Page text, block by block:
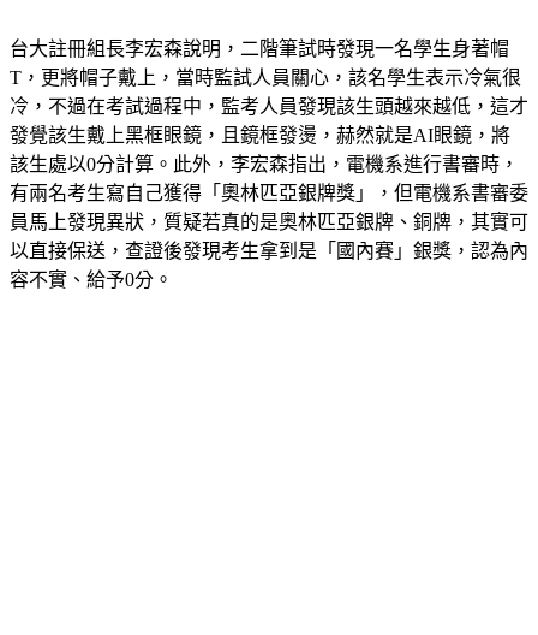
台大註冊組長李宏森說明，二階筆試時發現一名學生身著帽
T，更將帽子戴上，當時監試人員關心，該名學生表示冷氣很
冷，不過在考試過程中，監考人員發現該生頭越來越低，這才
發覺該生戴上黑框眼鏡，且鏡框發燙，赫然就是AI眼鏡，將
該生處以0分計算。此外，李宏森指出，電機系進行書審時，
有兩名考生寫自己獲得「奧林匹亞銀牌獎」，但電機系書審委
員馬上發現異狀，質疑若真的是奧林匹亞銀牌、銅牌，其實可
以直接保送，查證後發現考生拿到是「國內賽」銀獎，認為內
容不實、給予0分。